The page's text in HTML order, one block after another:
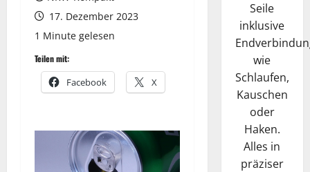
17. Dezember 2023
1 Minute gelesen
Teilen mit:
Facebook X
Seile
inklusive
wie
Schlaufen,
Kauschen
oder
Haken.
Alles in
präziser